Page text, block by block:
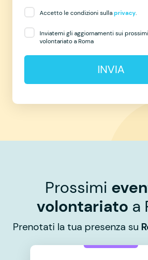
Accetto le condizioni sullaprivacy.
Inviatemi gli aggiornamenti sui
volontariato a Roma
INVIA
Prossimi
volontariato a
Prenotati la tua presenza su